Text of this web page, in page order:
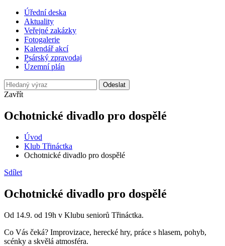
Úřední deska
Aktuality
Veřejné zakázky
Fotogalerie
Kalendář akcí
Psárský zpravodaj
Územní plán
Odeslat
Zavřít
Ochotnické divadlo pro dospělé
Úvod
Klub Třináctka
Ochotnické divadlo pro dospělé
Sdílet
Ochotnické divadlo pro dospělé
Od 14.9. od 19h v Klubu seniorů Třináctka.
Co Vás čeká? Improvizace, herecké hry, práce s hlasem, pohyb,
scénky a skvělá atmosféra.